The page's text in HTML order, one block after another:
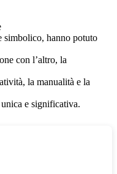
simbolico, hanno potuto
con l’altro, la
la manualità e la
e significativa.